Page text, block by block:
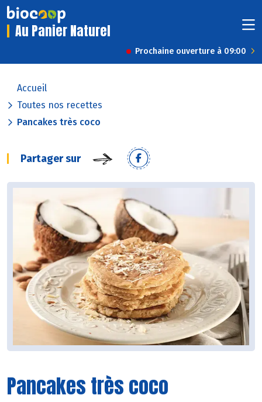
Au Panier Naturel
Prochaine ouverture à 09:00
Accueil
Toutes nos recettes
Pancakes très coco
Partager sur
Pancakes très coco